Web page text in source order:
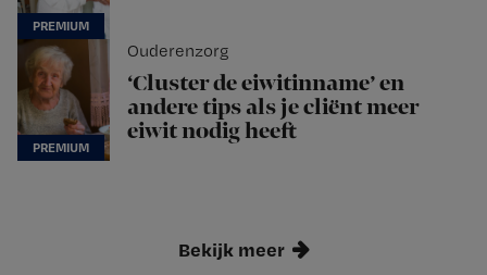
Ouderenzorg
‘Cluster de eiwitinname’ en
andere tips als je cliënt meer
eiwit nodig heeft
Bekijk meer